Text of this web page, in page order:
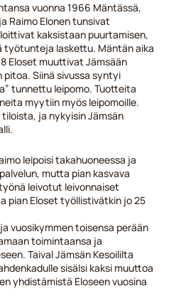
vuonna 1966 Mäntässä,
Raimo Elonen tunsivat
kaksistaan puurtamisen,
työtunteja laskettu. Mäntän aika
Eloset muuttivat Jämsään
pitoa. Siinä sivussa syntyi
tunnettu leipomo. Tuotteita
myytiin myös leipomoille.
ja nykyisin Jämsän
leipoisi takahuoneessa ja
mutta pian kasvava
leivotut leivonnaiset
pian Eloset työllistivätkin jo 25
vuosikymmen toisensa perään
toimintaansa ja
Taival Jämsän Kesoililta
sisälsi kaksi muuttoa
yhdistämistä Eloseen vuosina